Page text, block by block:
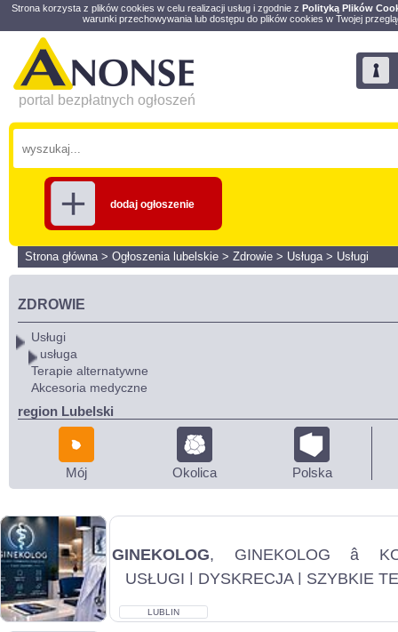
Strona korzysta z plików cookies w celu realizacji usług i zgodnie z Polityką Plików
warunki przechowywania lub dostępu do plików cookies w Twojej
portal bezpłatnych ogłoszeń
dodaj ogłoszenie
Strona główna> Ogłoszenia lubelskie > Zdrowie > Usługa> Usługi
ZDROWIE
Usługi
usługa
Terapie alternatywne
Akcesoria medyczne
region Lubelski
Mój Okolica Polska
GINEKOLOG, GINEKOLOG â
USŁUGI | DYSKRECJA | SZYBKIE
ginekologiczną. Zapewnia...
LUBLIN